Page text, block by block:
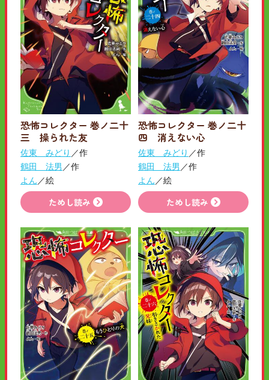
恐怖コレクター 巻ノ二十
三 操られた友
佐東 みどり ／作
鶴田 法男 ／作
よん ／絵
ためし読み
恐怖コレクター 巻ノ二十
四 消えない心
佐東 みどり ／作
鶴田 法男 ／作
よん ／絵
ためし読み